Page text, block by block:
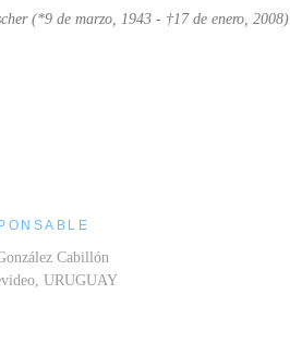
(*9 de marzo, 1943 - †17 de enero, 2008)
Cabillón
URUGUAY